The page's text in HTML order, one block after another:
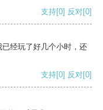
支持[0] 反对[0]
经玩了好几个小时，还
支持[0] 反对[0]